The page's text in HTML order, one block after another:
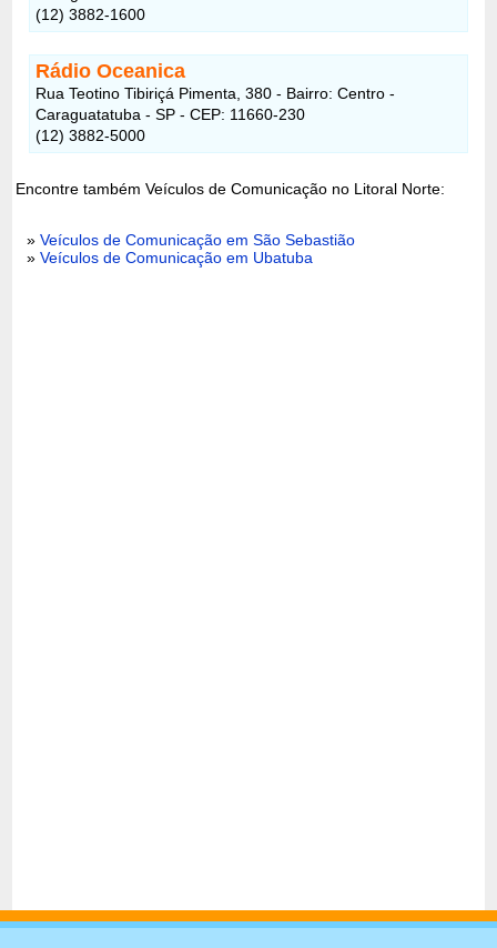
(12) 3882-1600
Rádio Oceanica
Rua Teotino Tibiriçá Pimenta, 380 - Bairro: Centro -
Caraguatatuba - SP - CEP: 11660-230
(12) 3882-5000
Encontre também Veículos de Comunicação no Litoral Norte:
»Veículos de Comunicação em São Sebastião
»Veículos de Comunicação em Ubatuba